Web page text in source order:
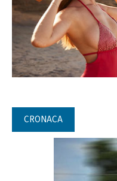
CRONACA